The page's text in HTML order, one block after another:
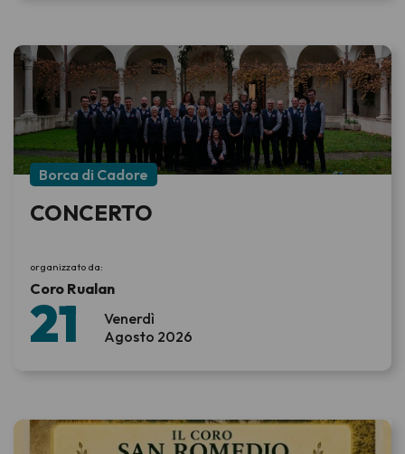
Venerdì
21 Agosto 2026
Borca di Cadore
CONCERTO
organizzato da:
Coro Rualan